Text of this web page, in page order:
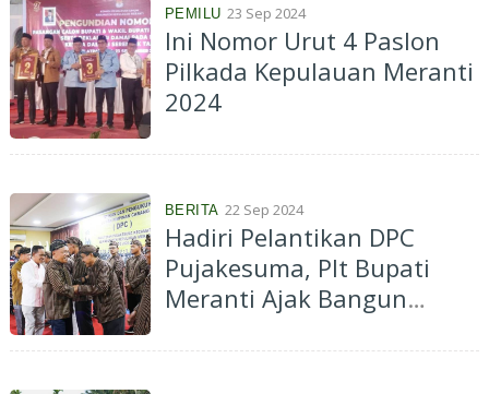
PEMILU 23 Sep 2024
Ini Nomor Urut 4 Paslon
Pilkada Kepulauan Meranti
2024
BERITA 22 Sep 2024
Hadiri Pelantikan DPC
Pujakesuma, Plt Bupati
Meranti Ajak Bangun